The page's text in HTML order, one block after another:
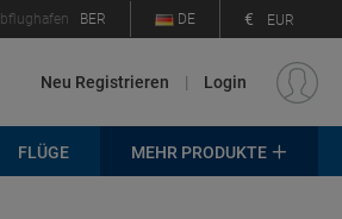
BER DE € EUR
Neu Registrieren | Login
FLÜGE MEHR PRODUKTE